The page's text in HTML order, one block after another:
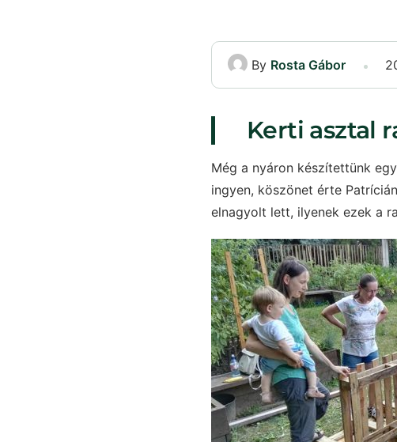
By Rosta Gábor
Kerti asztal
Még a nyáron készítettünk
ingyen, köszönet érte
elnagyolt lett, ilyenek ezek a